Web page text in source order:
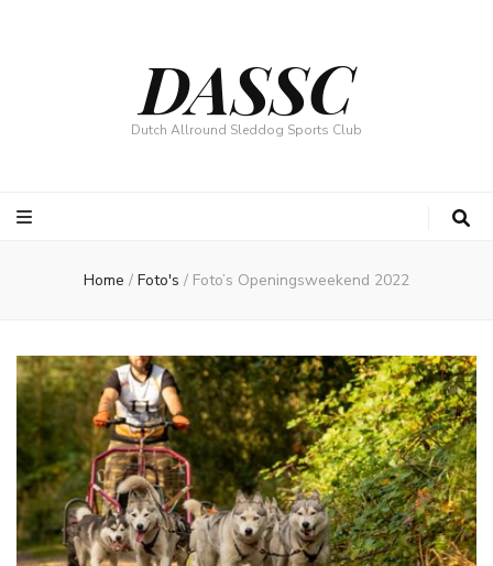
DASSC
Dutch Allround Sleddog Sports Club
Home / Foto's / Foto’s Openingsweekend 2022